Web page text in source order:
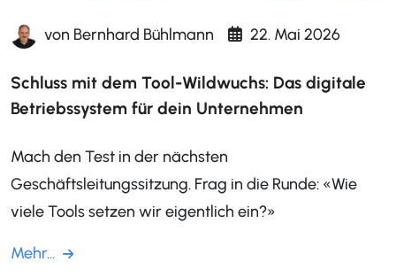
von Bernhard Bühlmann 22. Mai 2026
Schluss mit dem Tool-Wildwuchs: Das digitale
Betriebssystem für dein Unternehmen
Mach den Test in der nächsten
Geschäftsleitungssitzung. Frag in die Runde: «Wie
viele Tools setzen wir eigentlich ein?»
Mehr...